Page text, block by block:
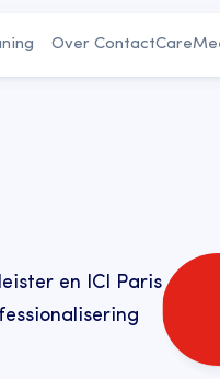
Over ContactCare
en ICI Paris